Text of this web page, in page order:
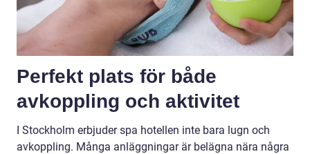
Perfekt plats för både
avkoppling och aktivitet
I Stockholm erbjuder spa hotellen inte bara lugn och
avkoppling. Många anläggningar är belägna nära några